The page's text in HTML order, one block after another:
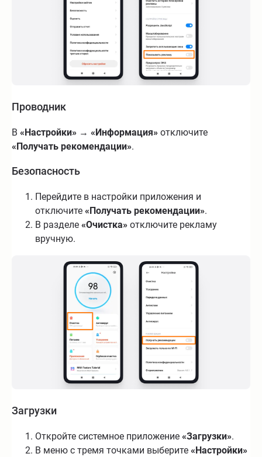
Проводник
В «Настройки» → «Информация» отключите
«Получать рекомендации».
Безопасность
Перейдите в настройки приложения и
отключите «Получать рекомендации».
В разделе «Очистка» отключите рекламу
вручную.
Загрузки
Откройте системное приложение «Загрузки».
В меню с тремя точками выберите «Настройки»